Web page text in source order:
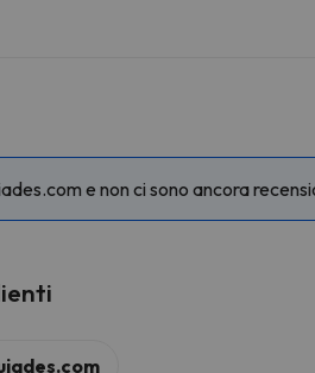
e non ci sono ancora